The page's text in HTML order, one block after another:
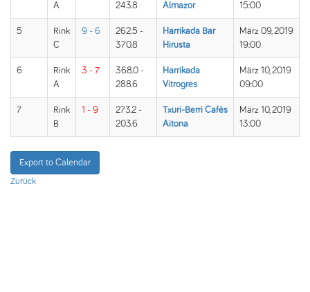
A
243.8
Almazor
15:00
5
Rink
C
9 - 6
262.5 -
370.8
Harrikada Bar
Hirusta
März 09, 2019
19:00
6
Rink
A
3 - 7
368.0 -
288.6
Harrikada
Vitrogres
März 10, 2019
09:00
7
Rink
B
1 - 9
273.2 -
203.6
Txuri-Berri Cafés
Aitona
März 10, 2019
13:00
Export to Calendar
Zurück